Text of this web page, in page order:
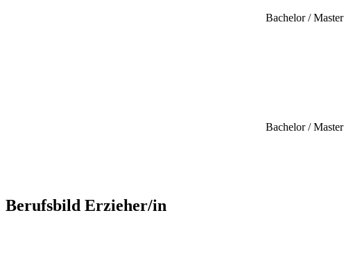
Bachelor / Master
Bachelor / Master
Berufsbild Erzieher/in